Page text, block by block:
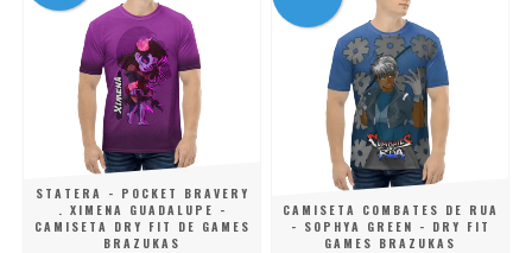
STATERA - POCKET BRAVERY
. XIMENA GUADALUPE -
CAMISETA DRY FIT DE GAMES
BRAZUKAS
CAMISETA COMBATES DE RUA
- SOPHYA GREEN - DRY FIT
GAMES BRAZUKAS